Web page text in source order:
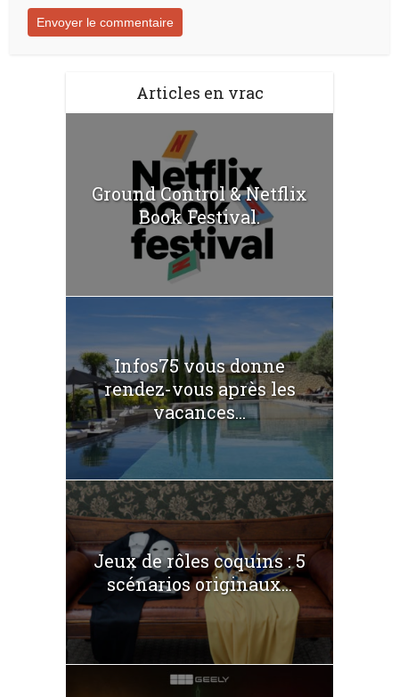
Articles en vrac
Ground Control & Netflix
Book Festival.
Infos75 vous donne
rendez-vous après les
vacances...
Jeux de rôles coquins : 5
scénarios originaux...